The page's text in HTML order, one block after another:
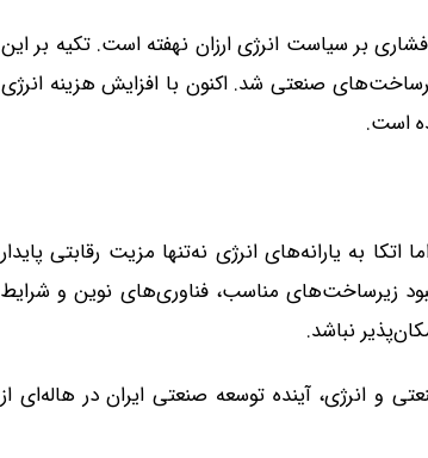
بر سیاست انرژی ارزان نهفته است. تکیه بر این
صنعتی شد. اکنون با افزایش هزینه انرژی
است.
به یارانه‌های انرژی نه‌تنها مزیت رقابتی پایدار
زیرساخت‌های مناسب، فناوری‌های نوین و شرایط
نباشد.
انرژی، آینده توسعه صنعتی ایران در هاله‌ای از